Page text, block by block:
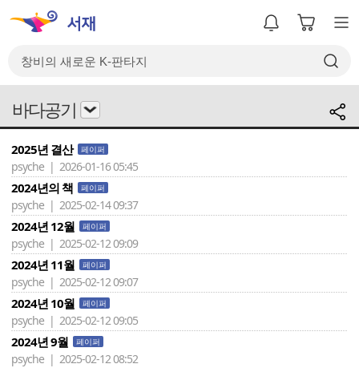
바다공기
2025년 결산 페이퍼
psyche | 2026-01-16 05:45
2024년의 책 페이퍼
psyche | 2025-02-14 09:37
2024년 12월 페이퍼
psyche | 2025-02-12 09:09
2024년 11월 페이퍼
psyche | 2025-02-12 09:07
2024년 10월 페이퍼
psyche | 2025-02-12 09:05
2024년 9월 페이퍼
psyche | 2025-02-12 08:52